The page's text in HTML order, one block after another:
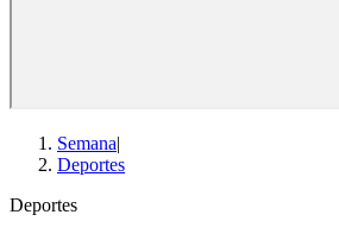
Semana|
Deportes
Deportes